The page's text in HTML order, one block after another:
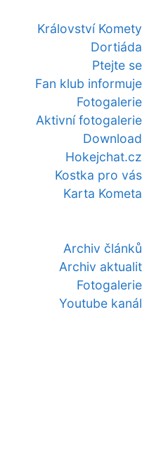
Království Komety
Dortiáda
Ptejte se
Fan klub informuje
Fotogalerie
Aktivní fotogalerie
Download
Hokejchat.cz
Kostka pro vás
Karta Kometa
Archiv článků
Archiv aktualit
Fotogalerie
Youtube kanál